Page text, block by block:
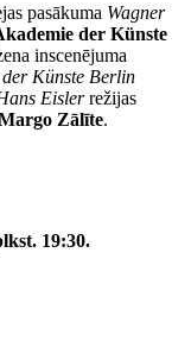
pasākuma Wagner
der Künste
inscenējuma
Künste Berlin
Eislerrežijas
Zālīte.
19:30.